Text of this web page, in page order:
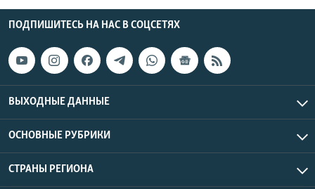
ПОДПИШИТЕСЬ НА НАС В СОЦСЕТЯХ
ВЫХОДНЫЕ ДАННЫЕ
ОСНОВНЫЕ РУБРИКИ
СТРАНЫ РЕГИОНА